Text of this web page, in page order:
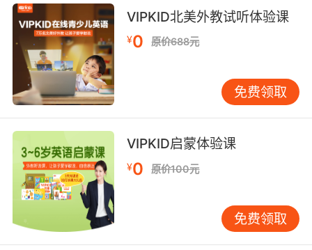
它发现一个小水坑 水坑只有几毫米深 它把脚趾头
伸进去
7. She's only five millimetres long, but
nonetheless she's a stealthy and ferocious
hunter.
猎人
8. This shows the wiring in just one
fivemillionth of a cubic millimetre of brain.
这里展示的是五百万分之一个 一立方毫米的大脑
中的连接
VIPKID北美外教试听体验课
¥0 原价688元
免费领取
VIPKID启蒙体验课
¥0 原价100元
免费领取